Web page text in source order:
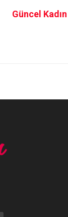
Güncel Kadın